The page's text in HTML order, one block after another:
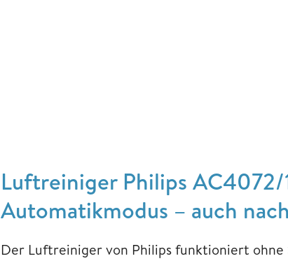
Luftreiniger Philips
Automatikmodus – auch
Der Luftreiniger von Philips funktioniert